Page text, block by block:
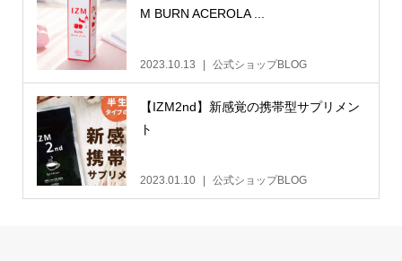
M BURN ACEROLA ...
2023.10.13 公式ショップBLOG
【IZM2nd】新感覚の携帯型サプリメン
ト
2023.01.10 公式ショップBLOG